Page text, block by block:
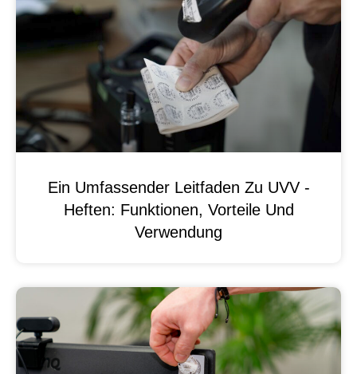
Ein Umfassender Leitfaden Zu UVV -
Heften: Funktionen, Vorteile Und
Verwendung